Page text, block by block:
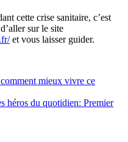
cette crise sanitaire, c’est
sur le site
et vous laisser guider.
mieux vivre ce
héros du quotidien: Premier